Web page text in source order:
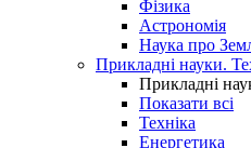
Фізика
Астрономія
Наука про
Прикладні науки.
Прикладні
Показати всі
Техніка
Енергетика